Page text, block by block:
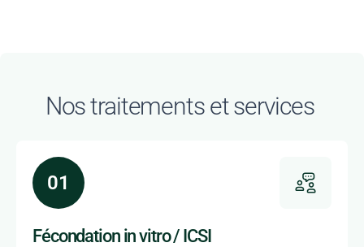
Nos traitements et services
Fécondation in vitro / ICSI